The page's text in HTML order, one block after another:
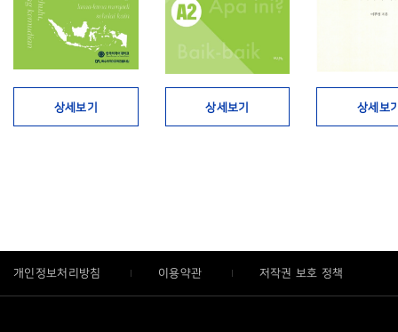
상세보기 상세보기 상세보
개인정보처리방침 이용약관 저작권 보호 정책